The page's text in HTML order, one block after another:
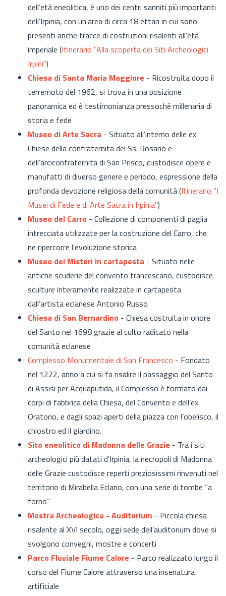
dell’età eneolitica, è uno dei centri sanniti più importanti
dell’Irpinia, con un'area di circa 18 ettari in cui sono
presenti anche tracce di costruzioni risalenti all'età
imperiale (Itinerario "Alla scoperta dei Siti Archeologici
Irpini")
Chiesa di Santa Maria Maggiore - Ricostruita dopo il
terremoto del 1962, si trova in una posizione
panoramica ed è testimonianza pressoché millenaria di
storia e fede
Museo di Arte Sacra - Situato all’interno delle ex
Chiese della confraternita del Ss. Rosario e
dell’arciconfraternita di San Prisco, custodisce opere e
manufatti di diverso genere e periodo, espressione della
profonda devozione religiosa della comunità (Itinerario "I
Musei di Fede e di Arte Sacra in Irpinia")
Museo del Carro - Collezione di componenti di paglia
intrecciata utilizzate per la costruzione del Carro, che
ne ripercorre l'evoluzione storica
Museo dei Misteri in cartapesta - Situato nelle
antiche scuderie del convento francescano, custodisce
sculture interamente realizzate in cartapesta
dall’artista eclanese Antonio Russo
Chiesa di San Bernardino - Chiesa costruita in onore
del Santo nel 1698 grazie al culto radicato nella
comunità eclanese
Complesso Monumentale di San Francesco - Fondato
nel 1222, anno a cui si fa risalire il passaggio del Santo
di Assisi per Acquaputida, il Complesso è formato dai
corpi di fabbrica della Chiesa, del Convento e dell’ex
Oratorio, e dagli spazi aperti della piazza con l’obelisco, il
chiostro ed il giardino.
Sito eneolitico di Madonna delle Grazie - Tra i siti
archeologici più datati d'Irpinia, la necropoli di Madonna
delle Grazie custodisce reperti preziosissimi rinvenuti nel
territorio di Mirabella Eclano, con una serie di tombe “a
forno”
Mostra Archeologica - Auditorium - Piccola chiesa
risalente al XVI secolo, oggi sede dell’auditorium dove si
svolgono convegni, mostre e concerti
Parco Fluviale Fiume Calore - Parco realizzato lungo il
corso del Fiume Calore attraverso una insenatura
artificiale